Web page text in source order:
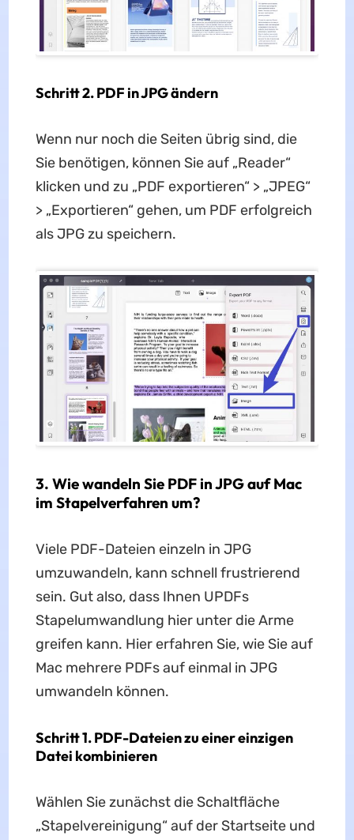
Schritt 2. PDF in JPG ändern
Wenn nur noch die Seiten übrig sind, die
Sie benötigen, können Sie auf „Reader“
klicken und zu „PDF exportieren“ > „JPEG“
> „Exportieren“ gehen, um PDF erfolgreich
als JPG zu speichern.
3. Wie wandeln Sie PDF in JPG auf Mac
im Stapelverfahren um?
Viele PDF-Dateien einzeln in JPG
umzuwandeln, kann schnell frustrierend
sein. Gut also, dass Ihnen UPDFs
Stapelumwandlung hier unter die Arme
greifen kann. Hier erfahren Sie, wie Sie auf
Mac mehrere PDFs auf einmal in JPG
umwandeln können.
Schritt 1. PDF-Dateien zu einer einzigen
Datei kombinieren
Wählen Sie zunächst die Schaltfläche
„Stapelvereinigung“ auf der Startseite und